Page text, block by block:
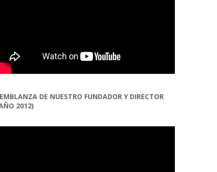
DE NUESTRO FUNDADOR Y DIRECTOR
2012)